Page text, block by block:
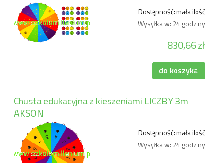
Dostępność:mała ilość
Wysyłka w: 24 godziny
830,66 zł
do koszyka
Chusta edukacyjna z kieszeniami LICZBY 3m
AKSON
Dostępność:mała ilość
Wysyłka w: 24 godziny